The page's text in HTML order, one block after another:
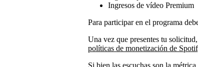
Ingresos de vídeo Premium
Para participar en el programa
Una vez que presentes tu
políticas de monetización de
Si bien las escuchas son la